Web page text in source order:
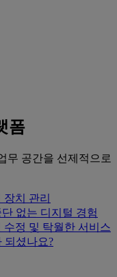
폼
무 공간을 선제적으로
치 관리
없는 디지털 경험
수정 및 탁월한 서비스
되셨나요?